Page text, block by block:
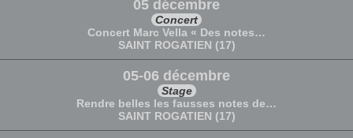
05 décembre
Concert
Concert Marc Vella « Des notes…
SAINT ROGATIEN (17)
05-06 décembre
Stage
Rendre belles les fausses notes de…
SAINT ROGATIEN (17)